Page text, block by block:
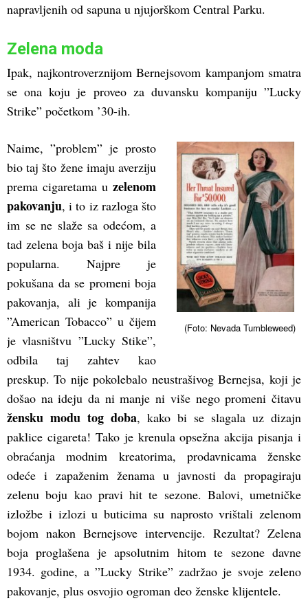
napravljenih od sapuna u njujorškom Central Parku.
Zelena moda
Ipak, najkontroverznijom Bernejsovom kampanjom smatra
se ona koju je proveo za duvansku kompaniju ”Lucky
Strike” početkom ’30-ih.
(Foto: Nevada Tumbleweed)
Naime, ”problem” je prosto
bio taj što žene imaju averziju
prema cigaretama u zelenom
pakovanju, i to iz razloga što
im se ne slaže sa odećom, a
tad zelena boja baš i nije bila
popularna. Najpre je
pokušana da se promeni boja
pakovanja, ali je kompanija
”American Tobacco” u čijem
je vlasništvu ”Lucky Stike”,
odbila taj zahtev kao
preskup. To nije pokolebalo neustrašivog Bernejsa, koji je
došao na ideju da ni manje ni više nego promeni čitavu
žensku modu tog doba, kako bi se slagala uz dizajn
paklice cigareta! Tako je krenula opsežna akcija pisanja i
obraćanja modnim kreatorima, prodavnicama ženske
odeće i zapaženim ženama u javnosti da propagiraju
zelenu boju kao pravi hit te sezone. Balovi, umetničke
izložbe i izlozi u buticima su naprosto vrištali zelenom
bojom nakon Bernejsove intervencije. Rezultat? Zelena
boja proglašena je apsolutnim hitom te sezone davne
1934. godine, a ”Lucky Strike” zadržao je svoje zeleno
pakovanje, plus osvojio ogroman deo ženske klijentele.